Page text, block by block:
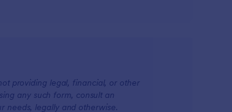
providing legal, financial, or other
any such form, consult an
needs, legally and otherwise.